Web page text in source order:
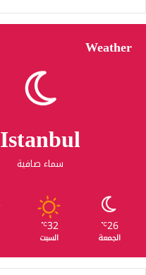
Weather
Istanbul
سماء صافية
26
℃
الجمعة
32
℃
السبت